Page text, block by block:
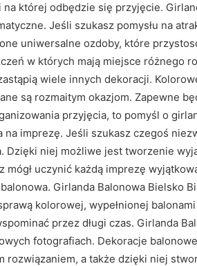
której odbędzie się przyjęcie.
Jeśli szukasz pomysłu na
uniwersalne ozdoby, które
w których mają miejsce różnego
wiele innych dekoracji.
są rozmaitym okazjom. Zapewne
przyjęcia, to pomyśl o
na imprezę. Jeśli szukasz czegoś
Dzięki niej możliwe jest tworzenie
mógł uczynić każdą imprezę
Girlanda Balonowa Bielsko
kolorowej, wypełnionej
przez długi czas. Girlanda
fotografiach. Dekoracje
rozwiązaniem, a także dzięki niej